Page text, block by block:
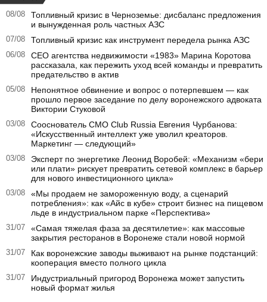
08/08
Топливный кризис в Черноземье: дисбаланс предложения
и вынужденная роль частных АЗС
07/08 Топливный кризис как инструмент передела рынка АЗС
06/08
CEO агентства недвижимости «1983» Марина Коротова
рассказала, как пережить уход всей команды и превратить
предательство в актив
05/08
Непонятное обвинение и вопрос о потерпевшем — как
прошло первое заседание по делу воронежского адвоката
Виктории Стуковой
03/08
Сооснователь CMO Club Russia Евгения Чурбанова:
«Искусственный интеллект уже уволил креаторов.
Маркетинг — следующий»
03/08
Эксперт по энергетике Леонид Воробей: «Механизм «бери
или плати» рискует превратить сетевой комплекс в барьер
для нового инвестиционного цикла»
03/08
«Мы продаем не замороженную воду, а сценарий
потребления»: как «Айс в кубе» строит бизнес на пищевом
льде в индустриальном парке «Перспектива»
31/07
«Самая тяжелая фаза за десятилетие»: как массовые
закрытия ресторанов в Воронеже стали новой нормой
31/07
Как воронежские заводы выживают на рынке подстанций:
кооперация вместо полного цикла
31/07
Индустриальный пригород Воронежа может запустить
новый формат жилья